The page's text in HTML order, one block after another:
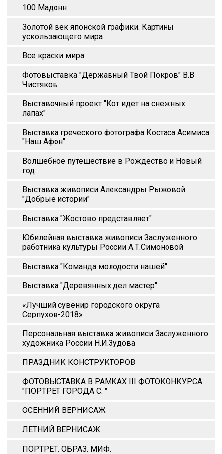
100 Мадонн
Золотой век японской графики. Картины
ускользающего мира
Все краски мира
Фотовыставка "Державный Твой Покров" В.В
Чистяков
Выставочный проект "Кот идет на снежных
лапах"
Выставка греческого фотографа Костаса Асимиса
"Наш Афон"
Волшебное путешествие в Рождество и Новый
год
Выставка живописи Александры Рыжовой
"Добрые истории"
Выставка "Жостово представляет"
Юбилейная выставка живописи Заслуженного
работника культуры России А.Т.Симоновой
Выставка "Команда молодости нашей"
Выставка "Деревянных дел мастер"
«Лучший сувенир городского округа
Серпухов-2018»
Персональная выставка живописи Заслуженного
художника России Н.И.Зудова
ПРАЗДНИК КОНСТРУКТОРОВ
ФОТОВЫСТАВКА В РАМКАХ III ФОТОКОНКУРСА
"ПОРТРЕТ ГОРОДА С. "
ОСЕННИЙ ВЕРНИСАЖ
ЛЕТНИЙ ВЕРНИСАЖ
ПОРТРЕТ. ОБРАЗ. МИФ.